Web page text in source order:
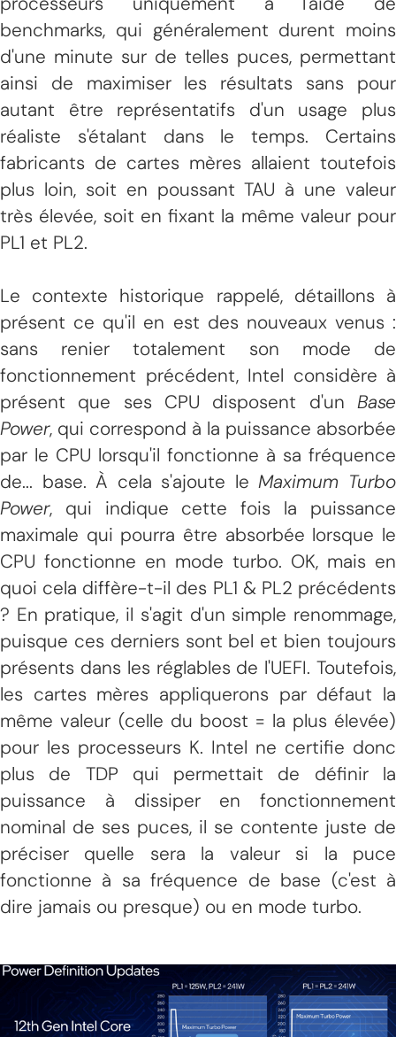
benchmarks, qui généralement durent moins
d'une minute sur de telles puces, permettant
ainsi de maximiser les résultats sans pour
autant être représentatifs d'un usage plus
réaliste s'étalant dans le temps. Certains
fabricants de cartes mères allaient toutefois
plus loin, soit en poussant TAU à une valeur
très élevée, soit en fixant la même valeur pour
PL1 et PL2.
Le contexte historique rappelé, détaillons à
présent ce qu'il en est des nouveaux venus :
sans renier totalement son mode de
fonctionnement précédent, Intel considère à
présent que ses CPU disposent d'un Base
Power, qui correspond à la puissance absorbée
par le CPU lorsqu'il fonctionne à sa fréquence
de... base. À cela s'ajoute leMaximum Turbo
Power, qui indique cette fois la puissance
maximale qui pourra être absorbée lorsque le
CPU fonctionne en mode turbo. OK, mais en
quoi cela diffère-t-il des PL1 & PL2 précédents
? En pratique, il s'agit d'un simple renommage,
puisque ces derniers sont bel et bien toujours
présents dans les réglables de l'UEFI. Toutefois,
les cartes mères appliquerons par défaut la
même valeur (celle du boost = la plus élevée)
pour les processeurs K. Intel ne certifie donc
plus de TDP qui permettait de définir la
puissance à dissiper en fonctionnement
nominal de ses puces, il se contente juste de
préciser quelle sera la valeur si la puce
fonctionne à sa fréquence de base (c'est à
dire jamais ou presque) ou en mode turbo.